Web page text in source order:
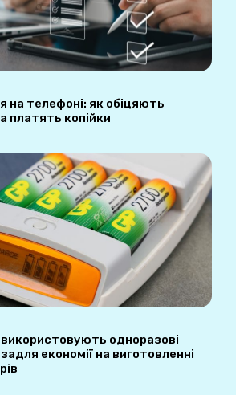
на телефоні: як обіцяють
платять копійки
одноразові
економії на виготовленні